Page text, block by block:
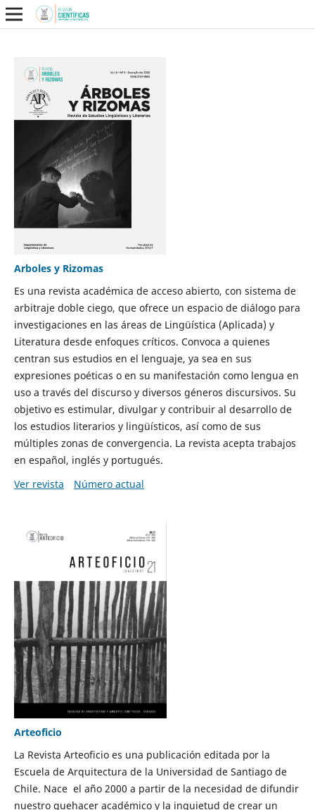
Arboles y Rizomas
Es una revista académica de acceso abierto, con sistema de
arbitraje doble ciego, que ofrece un espacio de diálogo para
investigaciones en las áreas de Lingüística (Aplicada) y
Literatura desde enfoques críticos. Convoca a quienes
centran sus estudios en el lenguaje, ya sea en sus
expresiones poéticas o en su manifestación como lengua en
uso a través del discurso y diversos géneros discursivos. Su
objetivo es estimular, divulgar y contribuir al desarrollo de
los estudios literarios y lingüísticos, así como de sus
múltiples zonas de convergencia. La revista acepta trabajos
en español, inglés y portugués.
Ver revista
Número actual
Arteoficio
La Revista Arteoficio es una publicación editada por la
Escuela de Arquitectura de la Universidad de Santiago de
Chile. Nace el año 2000 a partir de la necesidad de difundir
nuestro quehacer académico y la inquietud de crear un